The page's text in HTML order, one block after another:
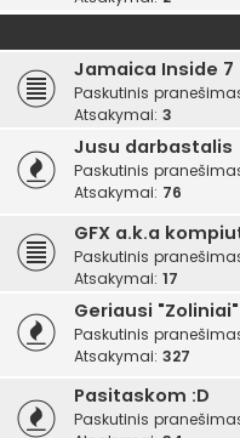
Jamaica Inside 7
Paskutinis
Atsakymai: 3
Jusu darbastalis
Paskutinis
Atsakymai: 76
GFX a.k.a
Paskutinis
Atsakymai: 17
Geriausi
Paskutinis
Atsakymai: 327
Pasitaskom :D
Paskutinis